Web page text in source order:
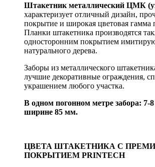
Штакетник металлический ЦМК
характеризует отличный дизайн,
покрытие и широкая цветовая гамма
Планки штакетника производятся
односторонним покрытием
натурального дерева.
Заборы из металлического
лучшие декоративные ограждения,
украшением любого участка.
В одном погонном метре забора: 7-
ширине 85 мм.
ЦВЕТА ШТАКЕТНИКА С
ПОКРЫТИЕМ PRINTECH